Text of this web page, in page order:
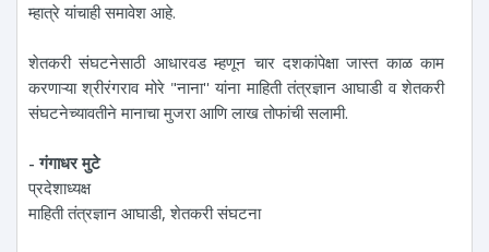
म्हात्रे यांचाही समावेश आहे.
शेतकरी संघटनेसाठी आधारवड म्हणून चार दशकांपेक्षा जास्त काळ काम
करणाऱ्या श्रीरंगराव मोरे "नाना'' यांना माहिती तंत्रज्ञान आघाडी व शेतकरी
संघटनेच्यावतीने मानाचा मुजरा आणि लाख तोफांची सलामी.
- गंगाधर मुटे
प्रदेशाध्यक्ष
माहिती तंत्रज्ञान आघाडी, शेतकरी संघटना